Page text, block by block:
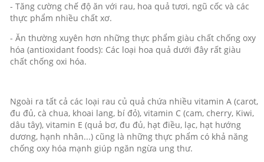
- Tăng cường chế độ ăn với rau, hoa quả tươi, ngũ cốc và các
thực phẩm nhiều chất xơ.
- Ăn thường xuyên hơn những thực phẩm giàu chất chống oxy
hóa (antioxidant foods): Các loại hoa quả dưới đây rất giàu
chất chống oxi hóa.
Ngoài ra tất cả các loại rau củ quả chứa nhiều vitamin A (carot,
đu đủ, cà chua, khoai lang, bí đỏ), vitamin C (cam, cherry, Kiwi,
dâu tây), vitamin E (quả bơ, đu đủ, hạt điều, lạc, hạt hướng
dương, hạnh nhân...) cũng là những thực phẩm có khả năng
chống oxy hóa mạnh giúp ngăn ngừa ung thư.